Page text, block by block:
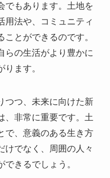
でもあります。土地を
用法や、コミュニティ
とができるのです。
らの生活がより豊かに
ます。
つつ、未来に向けた新
、非常に重要です。土
で、意義のある生き方
けでなく、周囲の人々
きるでしょう。